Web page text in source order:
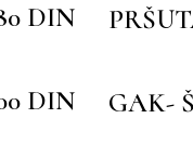
DIN
DIN GAK-